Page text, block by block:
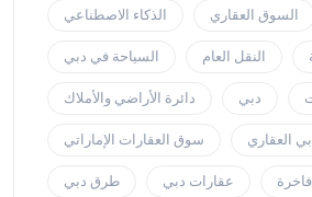
الذكاء الاصطناعي السوق العقاري
السياحة في دبي النقل العام
دائرة الأراضي والأملاك دبي
سوق العقارات الإماراتي العقاري
طرق دبي عقارات دبي